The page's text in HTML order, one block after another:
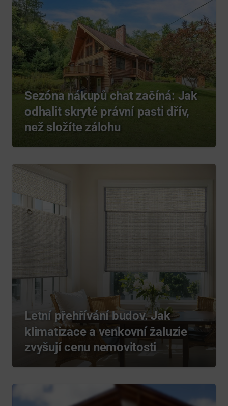
Sezóna nákupů chat začíná: Jak
odhalit skryté právní pasti dřív,
než složíte zálohu
Letní přehřívání budov. Jak
klimatizace a venkovní žaluzie
zvyšují cenu nemovitosti